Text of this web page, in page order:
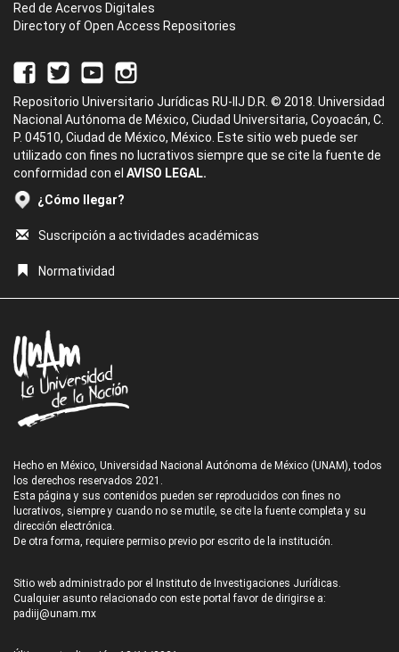
Red de Acervos Digitales
Directory of Open Access Repositories
Repositorio Universitario Jurídicas RU-IIJ D.R. © 2018. Universidad
Nacional Autónoma de México, Ciudad Universitaria, Coyoacán, C.
P. 04510, Ciudad de México, México. Este sitio web puede ser
utilizado con fines no lucrativos siempre que se cite la fuente de
conformidad con el AVISO LEGAL.
¿Cómo llegar?
Suscripción a actividades académicas
Normatividad
Hecho en México, Universidad Nacional Autónoma de México (UNAM), todos
los derechos reservados 2021.
Esta página y sus contenidos pueden ser reproducidos con fines no
lucrativos, siempre y cuando no se mutile, se cite la fuente completa y su
dirección electrónica.
De otra forma, requiere permiso previo por escrito de la institución.
Sitio web administrado por el Instituto de Investigaciones Jurídicas.
Cualquier asunto relacionado con este portal favor de dirigirse a:
padiij@unam.mx